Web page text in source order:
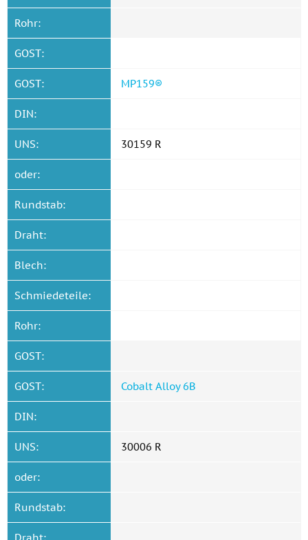
Rohr:
GOST:
GOST: MP159®
DIN:
UNS: 30159 R
oder:
Rundstab:
Draht:
Blech:
Schmiedeteile:
Rohr:
GOST:
GOST: Cobalt Alloy 6B
DIN:
UNS: 30006 R
oder:
Rundstab: